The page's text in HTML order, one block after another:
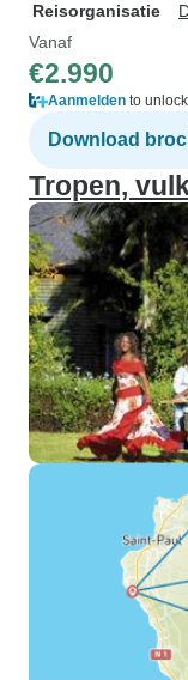
Reisorganisatie
Vanaf
€2.990
Aanmelden to
Download
Tropen,